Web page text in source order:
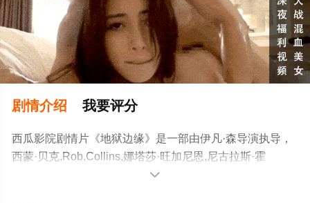
剧情介绍 我要评分
西瓜影院剧情片《地狱边缘》是一部由伊凡·森导演执导，
西蒙·贝克,Rob,Collins,娜塔莎·旺加尼恩,尼古拉斯·霍
普,Nick,Buckland等演员精彩演绎的其它电影，手机免费观
